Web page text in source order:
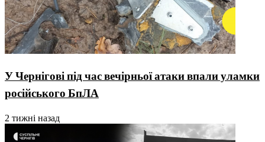
У Чернігові під час вечірньої атаки впали уламки
російського БпЛА
2 тижні назад